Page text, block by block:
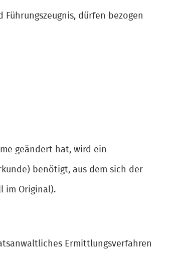
dürfen bezogen
geändert hat, wird ein
benötigt, aus dem sich der
im Original).
Ermittlungsverfahren